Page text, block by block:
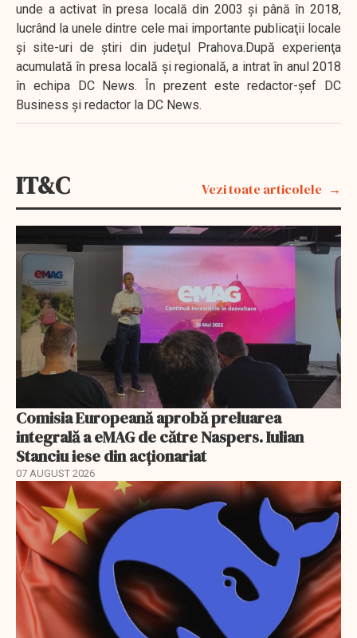
unde a activat în presa locală din 2003 şi până în 2018,
lucrând la unele dintre cele mai importante publicaţii locale
şi site-uri de ştiri din judeţul Prahova.După experienţa
acumulată în presa locală şi regională, a intrat în anul 2018
în echipa DC News. În prezent este redactor-şef DC
Business şi redactor la DC News.
IT&C Vezi toate articolele
Comisia Europeană aprobă preluarea
integrală a eMAG de către Naspers. Iulian
Stanciu iese din acționariat
07 AUGUST 2026